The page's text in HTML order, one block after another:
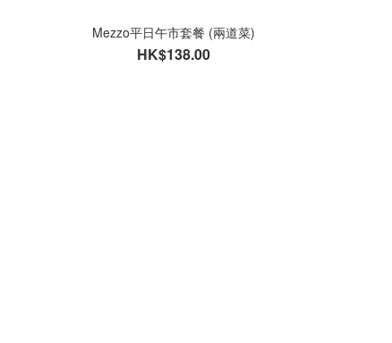
Mezzo平日午市套餐 (兩道菜)
HK$138.00